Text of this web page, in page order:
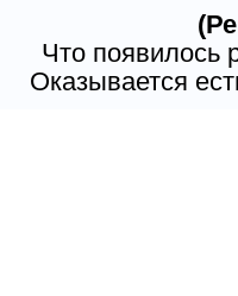
Что появилось
Оказывается